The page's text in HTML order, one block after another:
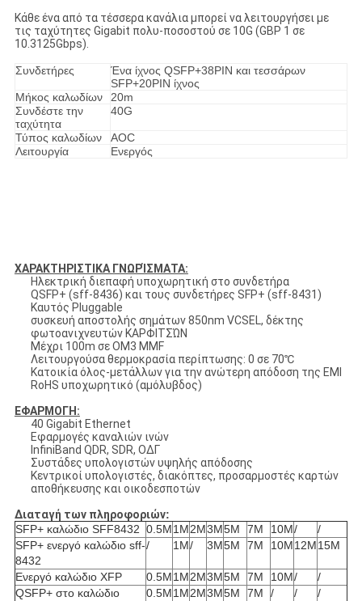
Κάθε ένα από τα τέσσερα κανάλια μπορεί να λειτουργήσει με
τις ταχύτητες Gigabit πολυ-ποσοστού σε 10G (GBP 1 σε
10.3125Gbps).
Συνδετήρες
Ένα ίχνος QSFP+38PIN και τεσσάρων
SFP+20PIN ίχνος
Μήκος καλωδίων
20m
Συνδέστε την
ταχύτητα
40G
Τύπος καλωδίων
AOC
Λειτουργία
Ενεργός
ΧΑΡΑΚΤΗΡΙΣΤΙΚΑ ΓΝΩΡΊΣΜΑΤΑ:
Ηλεκτρική διεπαφή υποχωρητική στο συνδετήρα
QSFP+ (sff-8436) και τους συνδετήρες SFP+ (sff-8431)
Καυτός Pluggable
συσκευή αποστολής σημάτων 850nm VCSEL, δέκτης
φωτοανιχνευτών ΚΑΡΦΙΤΣΏΝ
Μέχρι 100m σε OM3 MMF
Λειτουργούσα θερμοκρασία περίπτωσης: 0 σε 70℃
Κατοικία όλος-μετάλλων για την ανώτερη απόδοση της EMI
RoHS υποχωρητικό (αμόλυβδος)
ΕΦΑΡΜΟΓΗ:
40 Gigabit Ethernet
Εφαρμογές καναλιών ινών
InfiniBand QDR, SDR, ΟΔΓ
Συστάδες υπολογιστών υψηλής απόδοσης
Κεντρικοί υπολογιστές, διακόπτες, προσαρμοστές καρτών
αποθήκευσης και οικοδεσποτών
Διαταγή των πληροφοριών:
SFP+ καλώδιο SFF8432 0.5M1M2M3M5M 7M 10M/
/
SFP+ ενεργό καλώδιο sff-
8432
/ 1M/ 3M5M 7M 10M12M15M
Ενεργό καλώδιο XFP 0.5M1M2M3M5M 7M 10M/
/
QSFP+ στο καλώδιο
0.5M1M2M3M5M 7M / / /